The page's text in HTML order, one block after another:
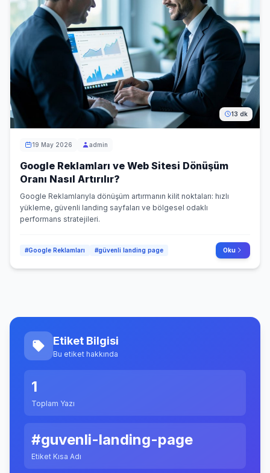
13 dk
19 May 2026 admin
Google Reklamları ve Web Sitesi Dönüşüm
Oranı Nasıl Artırılır?
Google Reklamlarıyla dönüşüm artırmanın kilit noktaları: hızlı
yükleme, güvenli landing sayfaları ve bölgesel odaklı
performans stratejileri.
#Google Reklamları #güvenli landing page Oku
Etiket Bilgisi
Bu etiket hakkında
1
Toplam Yazı
#guvenli-landing-page
Etiket Kısa Adı